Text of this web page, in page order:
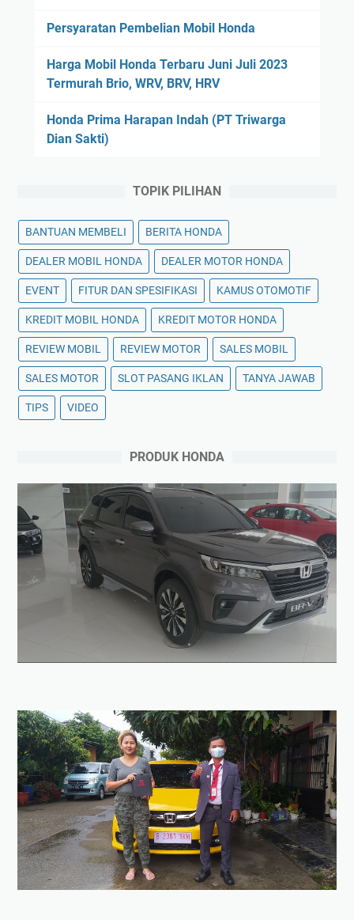
Persyaratan Pembelian Mobil Honda
Harga Mobil Honda Terbaru Juni Juli 2023
Termurah Brio, WRV, BRV, HRV
Honda Prima Harapan Indah (PT Triwarga
Dian Sakti)
TOPIK PILIHAN
BANTUAN MEMBELI BERITA HONDA
DEALER MOBIL HONDA DEALER MOTOR HONDA
EVENT FITUR DAN SPESIFIKASI KAMUS OTOMOTIF
KREDIT MOBIL HONDA KREDIT MOTOR HONDA
REVIEW MOBIL REVIEW MOTOR SALES MOBIL
SALES MOTOR SLOT PASANG IKLAN TANYA JAWAB
TIPS VIDEO
PRODUK HONDA